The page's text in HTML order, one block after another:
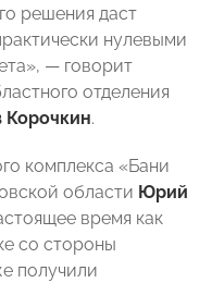
решения даст
нулевыми
— говорит
отделения
Корочкин.
комплекса «Бани
области Юрий
время как
со стороны
получили